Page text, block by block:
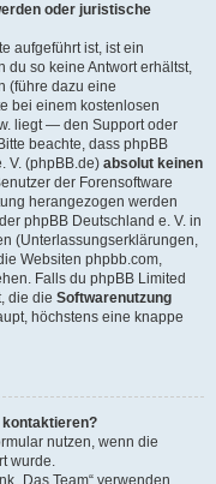
oder juristische
aufgeführt ist, ist ein
du so keine Antwort erhältst,
(führe dazu eine
bei einem kostenlosen
liegt — den Support oder
beachte, dass phpBB
V. (phpBB.de) absolut keinen
der Forensoftware
herangezogen werden
phpBB Deutschland e. V. in
(Unterlassungserklärungen,
Websiten phpbb.com,
Falls du phpBB Limited
die die Softwarenutzung
höchstens eine knappe
nutzen, wenn die
wurde.
„Das Team“ verwenden.